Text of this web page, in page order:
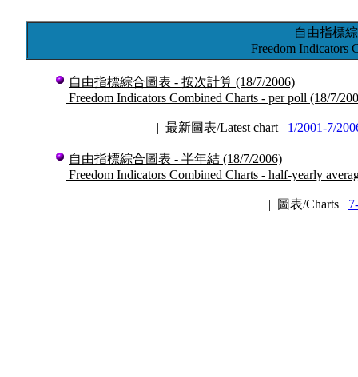
自由指標
Freedom Indicators
自由指標綜合圖表 - 按次計算 (18/7/2006)
Freedom Indicators Combined Charts - per poll (18/7/
| 最新圖表/Latest chart 1/2001-7/
自由指標綜合圖表 - 半年結 (18/7/2006)
Freedom Indicators Combined Charts - half-yearly
| 圖表/Charts